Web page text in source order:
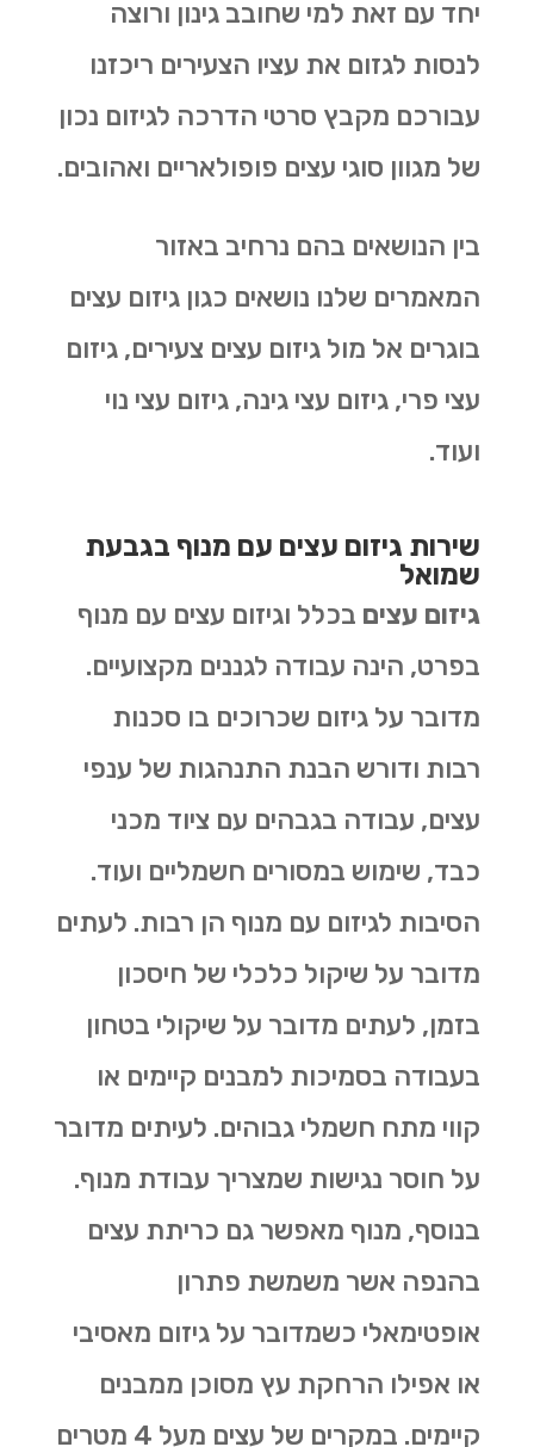
יחד עם זאת למי שחובב גינון ורוצה
לנסות לגזום את עציו הצעירים ריכזנו
עבורכם מקבץ סרטי הדרכה לגיזום נכון
של מגוון סוגי עצים פופולאריים ואהובים.
בין הנושאים בהם נרחיב באזור
המאמרים שלנו נושאים כגון גיזום עצים
בוגרים אל מול גיזום עצים צעירים, גיזום
עצי פרי, גיזום עצי גינה, גיזום עצי נוי
ועוד.
שירות גיזום עצים עם מנוף בגבעת
שמואל
גיזום עצים בכלל וגיזום עצים עם מנוף
בפרט, הינה עבודה לגננים מקצועיים.
מדובר על גיזום שכרוכים בו סכנות
רבות ודורש הבנת התנהגות של ענפי
עצים, עבודה בגבהים עם ציוד מכני
כבד, שימוש במסורים חשמליים ועוד.
הסיבות לגיזום עם מנוף הן רבות. לעתים
מדובר על שיקול כלכלי של חיסכון
בזמן, לעתים מדובר על שיקולי בטחון
בעבודה בסמיכות למבנים קיימים או
קווי מתח חשמלי גבוהים. לעיתים מדובר
על חוסר נגישות שמצריך עבודת מנוף.
בנוסף, מנוף מאפשר גם כריתת עצים
בהנפה אשר משמשת פתרון
אופטימאלי כשמדובר על גיזום מאסיבי
או אפילו הרחקת עץ מסוכן ממבנים
קיימים. במקרים של עצים מעל 4 מטרים